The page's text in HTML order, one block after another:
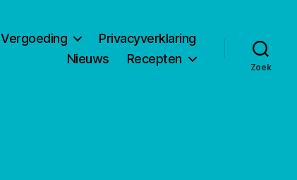
Vergoeding
Privacyverklaring
Nieuws
Recepten
Zoek